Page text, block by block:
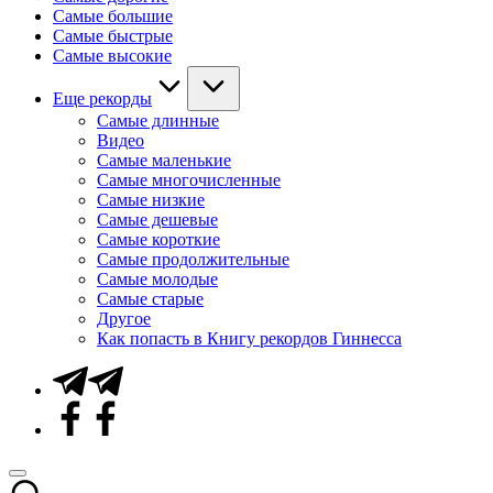
Самые большие
Самые быстрые
Самые высокие
Еще рекорды
Самые длинные
Видео
Самые маленькие
Самые многочисленные
Самые низкие
Самые дешевые
Самые короткие
Самые продолжительные
Самые молодые
Самые старые
Другое
Как попасть в Книгу рекордов Гиннесса
Telegram
Facebook